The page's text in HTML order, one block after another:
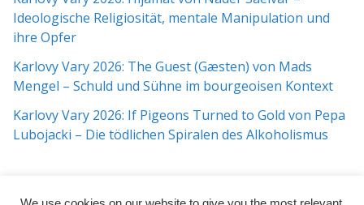
Ideologische Religiosität, mentale Manipulation und
ihre Opfer
Karlovy Vary 2026: The Guest (Gæsten) von Mads
Mengel – Schuld und Sühne im bourgeoisen Kontext
Karlovy Vary 2026: If Pigeons Turned to Gold von Pepa
Lubojacki – Die tödlichen Spiralen des Alkoholismus